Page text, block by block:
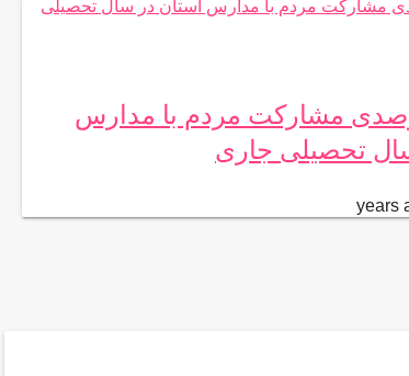
40 درصدی مشارکت مردم با مدارس
تحصیلی جاری